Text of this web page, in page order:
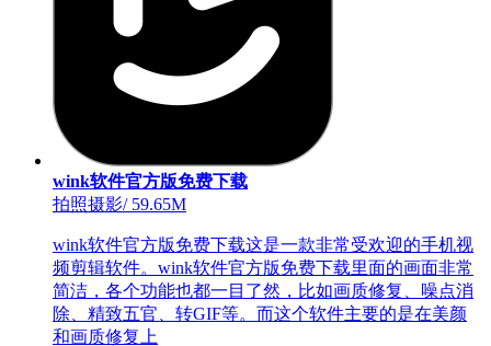
wink软件官方版免费下载
拍照摄影/59.65M
wink软件官方版免费下载这是一款非常受欢迎的手机视
频剪辑软件。wink软件官方版免费下载里面的画面非常
简洁，各个功能也都一目了然，比如画质修复、噪点消
除、精致五官、转GIF等。而这个软件主要的是在美颜
和画质修复上